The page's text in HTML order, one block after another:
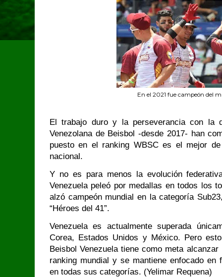
En el 2021 fue campeón del
El trabajo duro y la perseverancia con la
Venezolana de Beisbol -desde 2017- han
puesto en el ranking WBSC es el mejor
nacional.
Y no es para menos la evolución
Venezuela peleó por medallas en todos los
alzó campeón mundial en la categoría
“Héroes del 41”.
Venezuela es actualmente superada
Corea, Estados Unidos y México. Pero
Beisbol Venezuela tiene como meta
ranking mundial y se mantiene enfocado
en todas sus categorías. (Yelimar Requena)